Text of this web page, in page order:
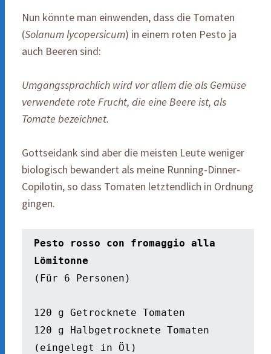
Nun könnte man einwenden, dass die Tomaten
(Solanum lycopersicum) in einem roten Pesto ja
auch Beeren sind:
Umgangssprachlich wird vor allem die als Gemüse
verwendete rote Frucht, die eine Beere ist, als
Tomate bezeichnet.
Gottseidank sind aber die meisten Leute weniger
biologisch bewandert als meine Running-Dinner-
Copilotin, so dass Tomaten letztendlich in Ordnung
gingen.
Pesto rosso con fromaggio alla
Lömitonne
(Für 6 Personen)
120 g Getrocknete Tomaten
120 g Halbgetrocknete Tomaten
(eingelegt in Öl)